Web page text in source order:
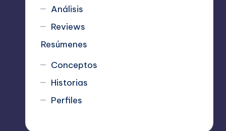
Análisis
Reviews
Resúmenes
Conceptos
Historias
Perfiles